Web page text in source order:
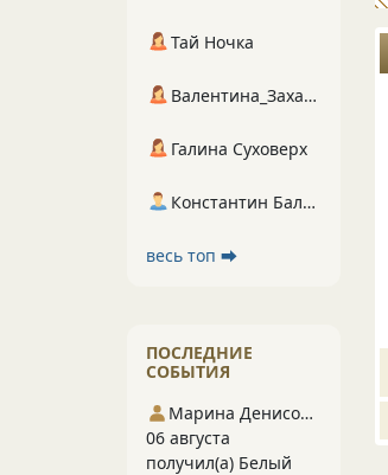
Тай Ночка
Валентина_Захарова
Галина Суховерх
Константин Балухта
весь топ ⮕
ПОСЛЕДНИЕ
СОБЫТИЯ
Марина Денисова 5
06 августа
получил(а) Белый